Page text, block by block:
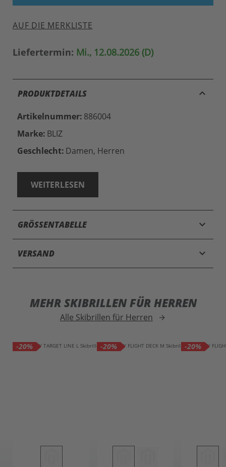
AUF DIE MERKLISTE
Liefertermin: Mi., 12.08.2026 (D)
PRODUKTDETAILS keyboard_arrow_up
Artikelnummer: 886004
Marke: BLIZ
Geschlecht: Damen, Herren
WEITERLESEN
GRÖSSENTABELLE keyboard_arrow_down
VERSAND keyboard_arrow_down
MEHR SKIBRILLEN FÜR HERREN
Alle Skibrillen für Herren arrow_forward
-20% -20% -20%